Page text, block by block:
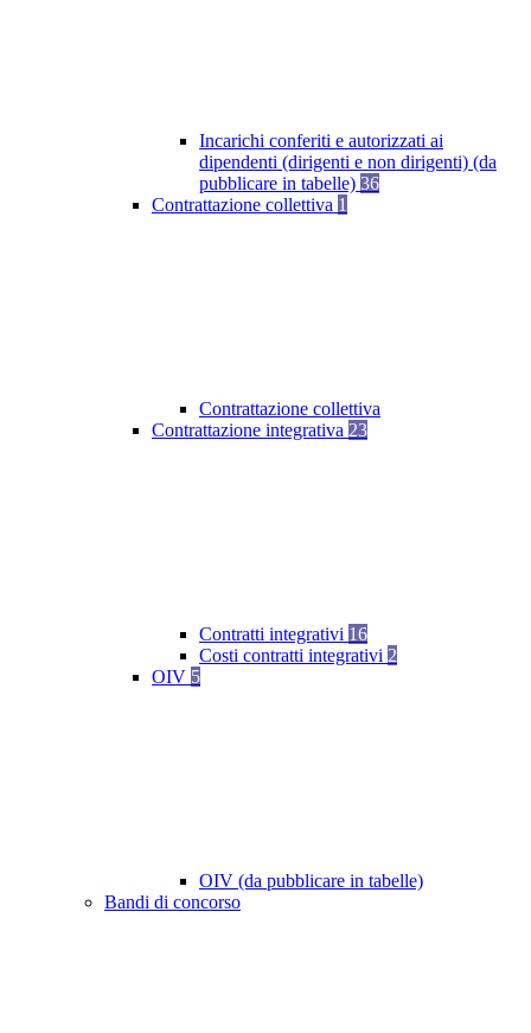
Incarichi conferiti e autorizzati ai
dipendenti (dirigenti e non dirigenti) (da
pubblicare in tabelle) 36
Contrattazione collettiva 1
Contrattazione collettiva
Contrattazione integrativa 23
Contratti integrativi 16
Costi contratti integrativi 2
OIV 5
OIV (da pubblicare in tabelle)
Bandi di concorso